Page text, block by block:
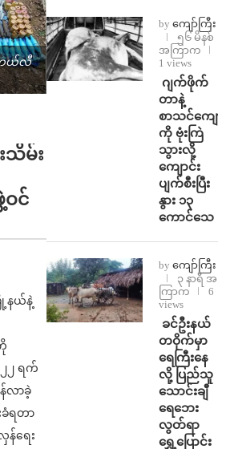
တယ်လီ
သိမ်း
င်
ြို့နယ်နဲ့
၂ ရက်
လာခဲ့
ခံရတာ
ရေး
by ကျော်ကြီး
၅၆ မိနစ်
အကြာက
1 views
⁨⁩ ⁨ဂျက်ဖိုက်
တာနဲ့
စာသင်ကျော
ကို ဗုံးကြဲ
သွားလို့
ကျောင်း
ပျက်စီးပြီး
နွား ၁၃
ကောင်သေ
by ကျော်ကြီး
၃ နာရီ အ
ကြာက
6
views
⁩ ⁨ခင်ဦးနယ်
တဝိုက်မှာ
ရေကြီးနေ
လို့ ပြည်သူ
သောင်းချီ
ရေဘေး
လွတ်ရာ
ရွှေ့ပြောင်း